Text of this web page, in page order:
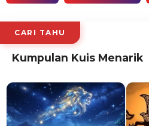
CARI TAHU
Kumpulan Kuis Menarik